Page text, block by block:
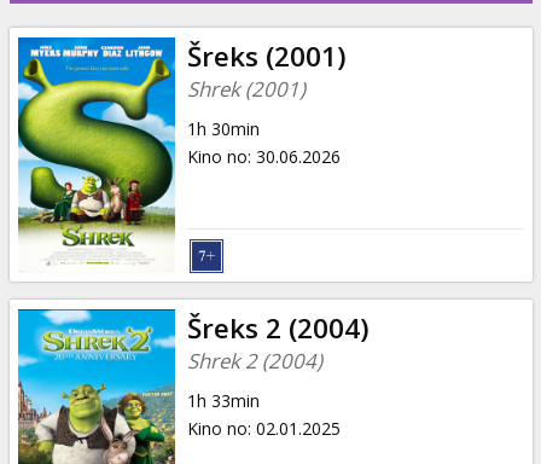
Ziņas
Dāvanu
kartes
Uzkodas
B2B
Kino
Klubs
Šreks (2001)
Shrek (2001)
1h 30min
Kino no: 30.06.2026
Šreks 2 (2004)
Shrek 2 (2004)
1h 33min
Kino no: 02.01.2025